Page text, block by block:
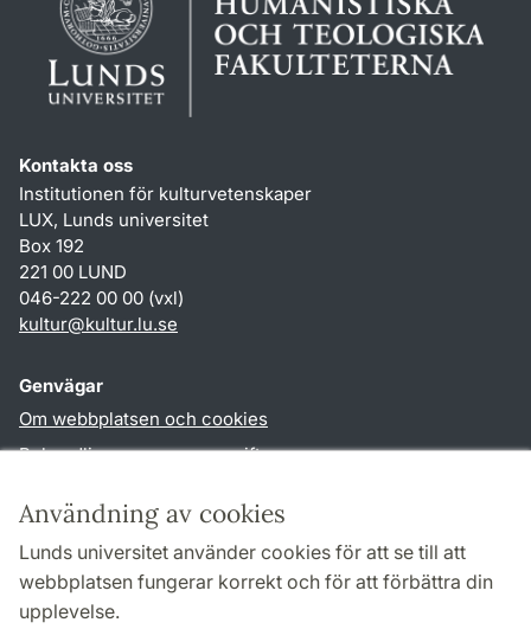
Användning av cookies
Lunds universitet använder cookies för att se till att
webbplatsen fungerar korrekt och för att förbättra din
upplevelse.
Kontakta oss
Institutionen för kulturvetenskaper
LUX, Lunds universitet
Box 192
221 00 LUND
046-222 00 00 (vxl)
kultur@kultur.lu.se
Genvägar
Om webbplatsen och cookies
Behandling av personuppgifter
TYPO3-login
Följ oss i sociala medier